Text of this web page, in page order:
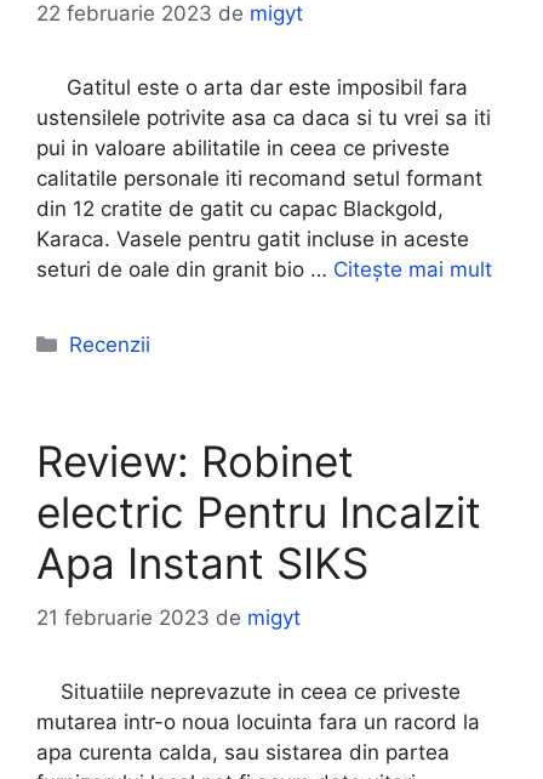
22 februarie 2023 de migyt
Gatitul este o arta dar este imposibil fara
ustensilele potrivite asa ca daca si tu vrei sa iti
pui in valoare abilitatile in ceea ce priveste
calitatile personale iti recomand setul formant
din 12 cratite de gatit cu capac Blackgold,
Karaca. Vasele pentru gatit incluse in aceste
seturi de oale din granit bio … Citește mai mult
Categorii
Recenzii
Review: Robinet
electric Pentru Incalzit
Apa Instant SIKS
21 februarie 2023 de migyt
Situatiile neprevazute in ceea ce priveste
mutarea intr-o noua locuinta fara un racord la
apa curenta calda, sau sistarea din partea